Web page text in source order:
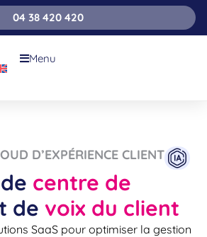
04 38 420 420
Menu
D’EXPÉRIENCE CLIENT
centre de
de voix du client
SaaS pour optimiser la gestion